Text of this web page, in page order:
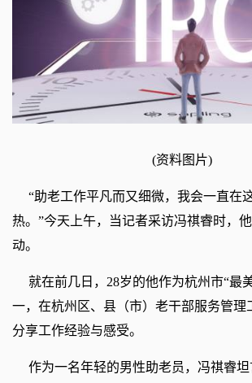
(资料图片)
“助老工作平凡而又细微，我会一直在
热。”今天上午，当记者采访冯祺睿时，
动。
就在前几日，28岁的他作为杭州市“最
一，在杭州区、县（市）老干部服务管理
分享工作经验与感受。
作为一名年轻的男性助老员，冯祺睿坦